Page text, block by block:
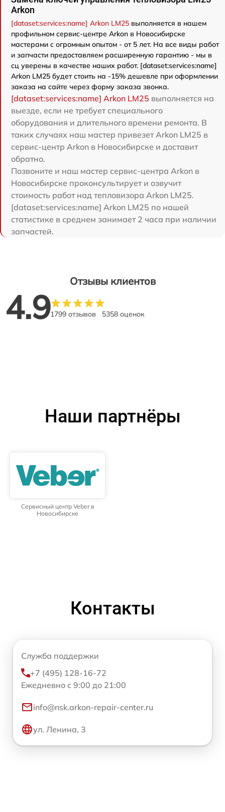
Arkon
[dataset:services:name] Arkon LM25 выполняется в нашем
профильном сервис-центре Arkon в Новосибирске
мастерами с огромным опытом - от 5 лет. На все виды работ
и запчасти предоставляем расширенную гарантию - мы в
сц уверены в качестве наших работ. [dataset:services:name]
Arkon LM25 будет стоить на -15% дешевле при оформлении
заказа на сайте через форму заказа звонка.
[dataset:services:name] Arkon LM25 выполняется на
выезде, если не требует специального
оборудования и длительного времени ремонта. В
таких случаях наш мастер привезет Arkon LM25 в
сервис-центр Arkon в Новосибирске и доставит
обратно.
Позвоните и наш мастер сервис-центра Arkon в
Новосибирске проконсультирует и озвучит
стоимость работ над тепловизора Arkon LM25.
[dataset:services:name] Arkon LM25 по нашей
статистике в среднем занимает 2 часа при наличии
запчастей.
Отзывы клиентов
4.91799 отзывов 5358 оценок
Наши партнёры
Сервисный центр Veber в
Новосибирске
Контакты
Служба поддержки
+7 (495) 128-16-72
Ежедневно с 9:00 до 21:00
info@nsk.arkon-repair-center.ru
ул. Ленина, 3